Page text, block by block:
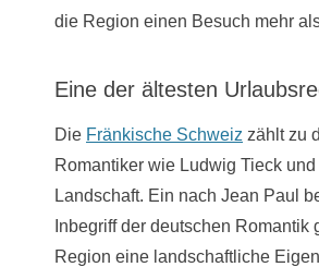
die Region einen Besuch mehr
Eine der ältesten
Die Fränkische Schweiz zählt zu
Romantiker wie Ludwig Tieck
Landschaft. Ein nach Jean Paul
Inbegriff der deutschen
Region eine landschaftliche